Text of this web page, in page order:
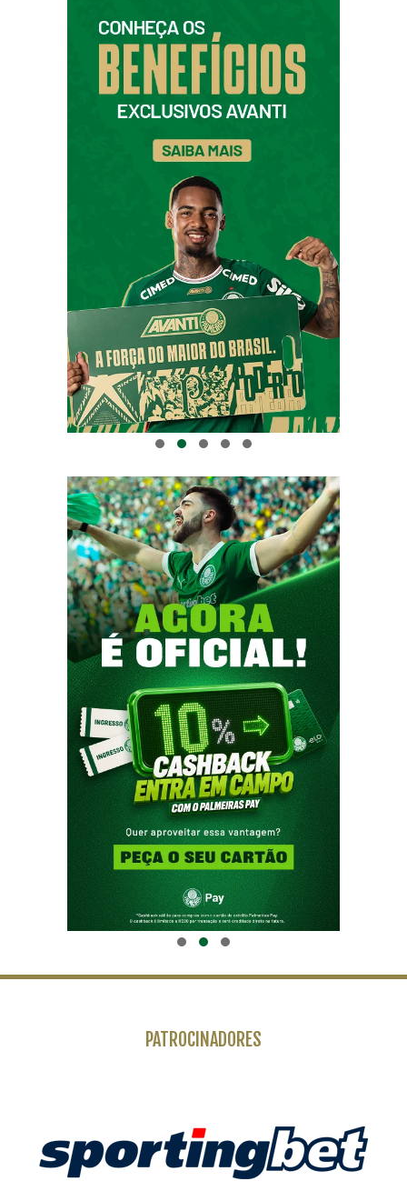
PATROCINADORES